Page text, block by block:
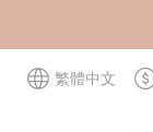
繁體中文